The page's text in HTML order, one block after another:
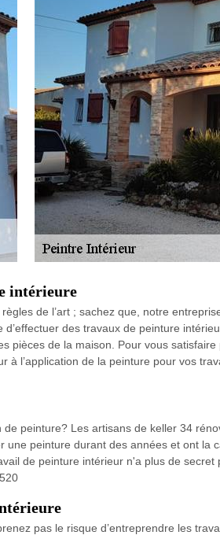
intérieure
de l’art ; sachez que, notre
des travaux de peinture
pièces de la maison. Pour vous
l’application de la peinture pour vos
peinture? Les artisans de keller 34
peinture durant des années et ont la
de peinture intérieur n'a plus de secret
pas le risque d’entreprendre les